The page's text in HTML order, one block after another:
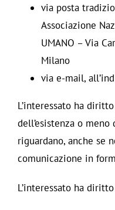
via posta
Associazione
UMANO – Via
Milano
via e-mail,
L’interessato ha
dell’esistenza o
riguardano, anche se
comunicazione in
L’interessato ha